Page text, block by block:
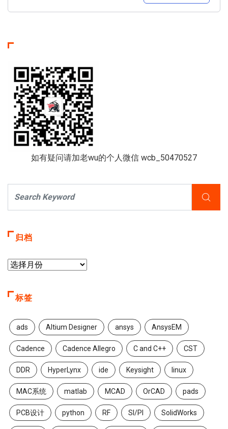
如有疑问请加老wu的个人微信 wcb_50470527
归档
标签
ads Altium Designer ansys AnsysEM
Cadence Cadence Allegro C and C++ CST
DDR HyperLynx ide Keysight linux
MAC系统 matlab MCAD OrCAD pads
PCB设计 python RF SI/PI SolidWorks